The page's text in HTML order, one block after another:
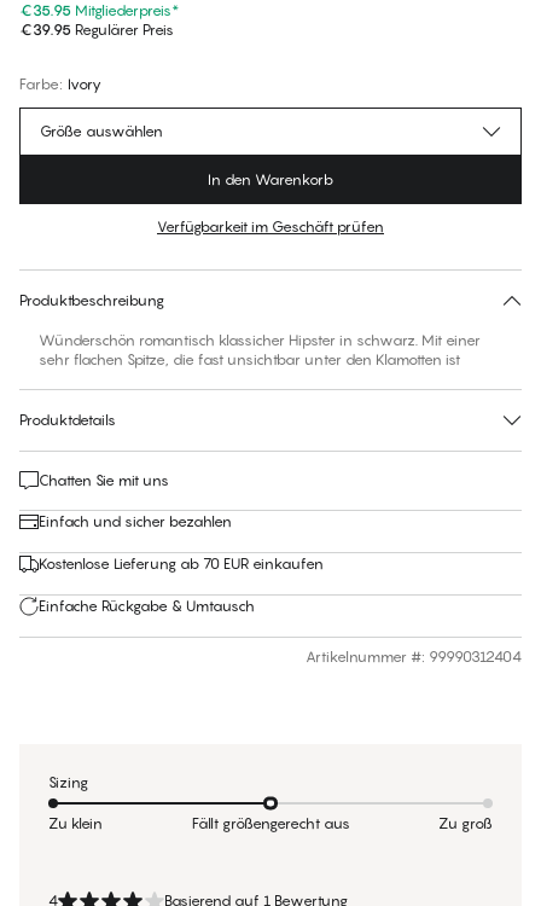
€35.95 Mitgliederpreis*
€39.95 Regulärer Preis
Farbe: Ivory
Für diesen Artikel gibt es keine empfohlene Größe
Größe auswählen
In den Warenkorb
Verfügbarkeit im Geschäft prüfen
Produktbeschreibung
Wünderschön romantisch klassicher Hipster in schwarz. Mit einer
sehr flachen Spitze, die fast unsichtbar unter den Klamotten ist
Produktdetails
Chatten Sie mit uns
Einfach und sicher bezahlen
Kostenlose Lieferung ab 70 EUR einkaufen
Einfache Rückgabe & Umtausch
Artikelnummer #: 99990312404
4 Basierend auf 1 Bewertung
Sizing
Zu klein Fällt größengerecht aus Zu groß